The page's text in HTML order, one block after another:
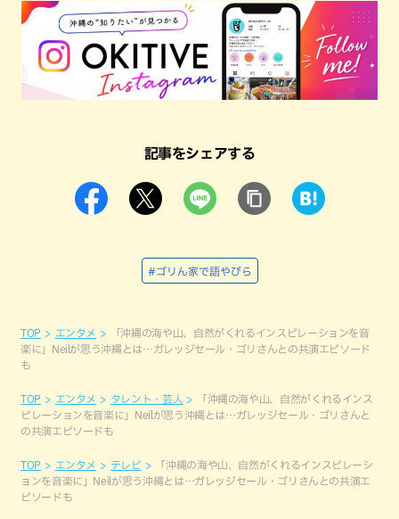
記事をシェアする
#ゴリん家で語やびら
TOP エンタメ
「沖縄の海や山、自然がくれるインスピレーションを音
楽に」Neilが思う沖縄とは…ガレッジセール・ゴリさんとの共演エピソード
も
TOP エンタメ タレント・芸人
「沖縄の海や山、自然がくれるインス
ピレーションを音楽に」Neilが思う沖縄とは…ガレッジセール・ゴリさんと
の共演エピソードも
TOP エンタメ テレビ
「沖縄の海や山、自然がくれるインスピレーシ
ョンを音楽に」Neilが思う沖縄とは…ガレッジセール・ゴリさんとの共演エ
ピソードも